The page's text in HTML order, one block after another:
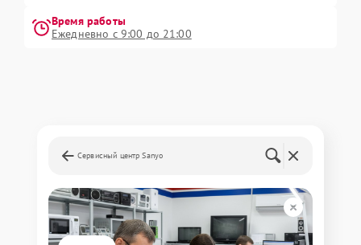
Время работы
Ежедневно с 9:00 до 21:00
Сервисный центр Sanyo